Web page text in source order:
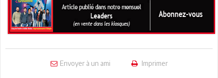
Envoyer à un ami Imprimer